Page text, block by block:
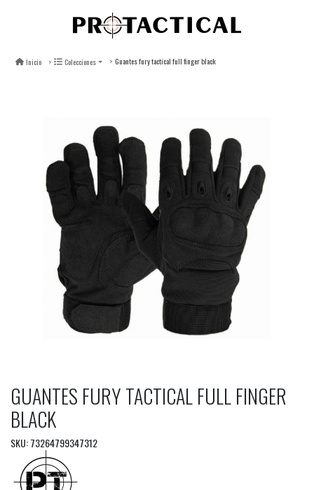
Inicio Colecciones Guantes fury tactical full finger black
GUANTES FURY TACTICAL FULL FINGER
BLACK
SKU: 73264799347312